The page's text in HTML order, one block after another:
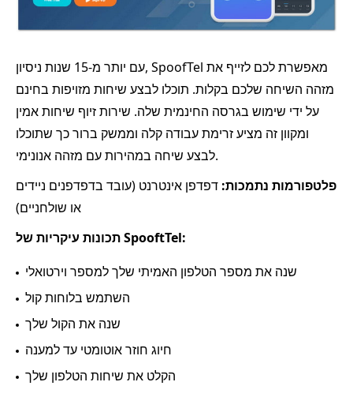
עם יותר מ-15 שנות ניסיון, SpoofTel מאפשרת לכם לזייף את
מזהה השיחה שלכם בקלות. תוכלו לבצע שיחות מזויפות בחינם
על ידי שימוש בגרסה החינמית שלה. שירות זיוף שיחות אמין
ומקוון זה מציע זרימת עבודה קלה וממשק ברור כך שתוכלו
לבצע שיחה במהירות עם מזהה אנונימי.
פלטפורמות נתמכות: דפדפן אינטרנט (עובד בדפדפנים ניידים
או שולחניים)
תכונות עיקריות של SpooftTel:
שנה את מספר הטלפון האמיתי שלך למספר וירטואלי
השתמש בלוחות קול
שנה את הקול שלך
חיוג חוזר אוטומטי עד למענה
הקלט את שיחות הטלפון שלך